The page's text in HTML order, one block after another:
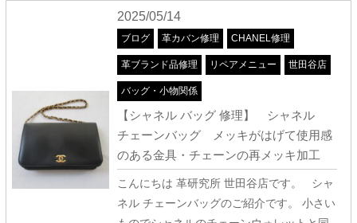
2025/05/14
ブログ 革カバン修理 CHANEL修理
革ブランド品修理 リペアメニュー 世田谷店
バッグ・小物関係
【シャネル バッグ 修理】 シャネル
チェーンバッグ メッキがはげて使用感
のある金具・チェーンの再メッキ加工
こんにちは 革研究所 世田谷店です。 シャ
ネル チェーンバッグのご紹介です。 小さい